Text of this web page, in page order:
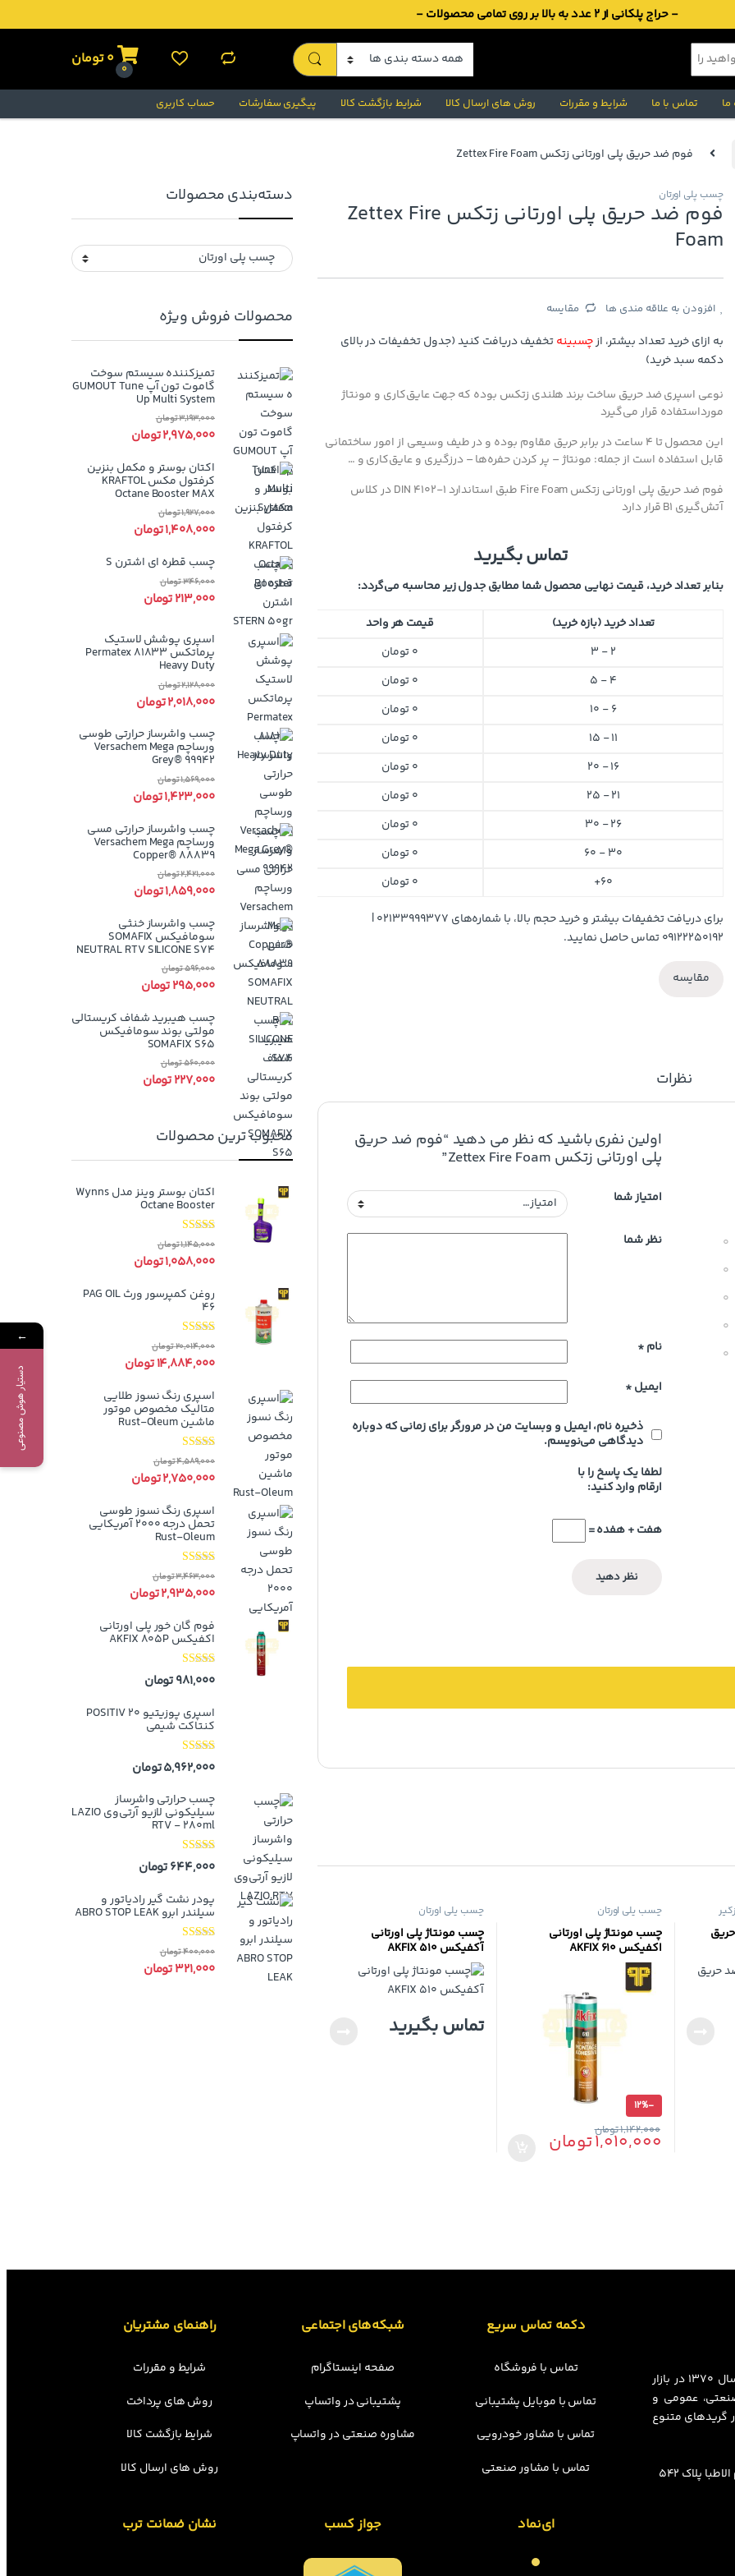
- حراج پلکانی از 2 عدد به بالا بر روی تمامی محصولات -
0
0تومان
ما تماس با ما شرایط و مقررات روش های ارسال کالا شرایط بازگشت کالا پیگیری سفارشات حساب کاربری
فوم ضد حریق پلی اورتانی زتکس Zettex Fire Foam
چسب پلی اورتان
فوم ضد حریق پلی اورتانی زتکس Zettex Fire
Foam
افزودن به علاقه مندی ها مقایسه
به ازای خرید تعداد بیشتر، ازچسبینهتخفیف دریافت کنید (جدول تخفیفات در بالای
دکمه سبد خرید)
نوعی اسپری ضد حریق ساخت برند هلندی زتکس بوده که جهت عایق‌کاری و مونتاژ
مورداستفاده قرار می‌گیرد
این محصول تا ۴ ساعت در برابر حریق مقاوم بوده و در طیف وسیعی از امور ساختمانی
قابل‌ استفاده است از جمله: مونتاژ – پر کردن حفره‌ها – درزگیری و عایق‌کاری و …
فوم ضد حریق پلی اورتانی زتکس Fire Foam طبق استاندارد DIN 4102-1 در کلاس
آتش‌گیری B1 قرار دارد
تماس بگیرید
بنابر تعداد خرید، قیمت نهایی محصول شما مطابق جدول زیر محاسبه می‌گردد:
تعداد خرید (بازه خرید)
قیمت هر واحد
2 - 3
0تومان
4 - 5
0تومان
6 - 10
0تومان
11 - 15
0تومان
16 - 20
0تومان
21 - 25
0تومان
26 - 30
0تومان
30 - 60
0تومان
60+
0تومان
برای دریافت تخفیفات بیشتر و خرید حجم بالا، با شماره‌های ۰۲۱۳۳۹۹۹۳۷۷ |
۰۹۱۲۲۲۵۰۱۹۲ تماس حاصل نمایید.
مقایسه
نظرات
0
0
0
0
0
اولین نفری باشید که نظر می دهید “فوم ضد حریق
پلی اورتانی زتکس Zettex Fire Foam”
امتیاز شما
نظر شما
نام*
ایمیل*
ذخیره نام، ایمیل و وبسایت من در مرورگر برای زمانی که دوباره
دیدگاهی می‌نویسم.
لطفا یک پاسخ را با
ارقام وارد کنید:
هفت + هفده =
چسب پلی اورتان
چسب مونتاژ پلی اورتانی
اکفیکس 610 AKFIX
-
12%
1,010,000تومان 1,142,000تومان
چسب پلی اورتان
چسب مونتاژ پلی اورتانی
آکفیکس 510 AKFIX
تماس بگیرید
دسته‌بندی محصولات
محصولات فروش ویژه
تمیزکننده سیستم سوخت
گاموت تون آپ GUMOUT Tune
Up Multi System
2,975,000تومان
3,193,000تومان
اکتان بوستر و مکمل بنزین
کرفتول مکس KRAFTOL
Octane Booster MAX
1,408,000تومان
1,927,000تومان
چسب قطره ای اشترن S
213,000تومان
346,000تومان
اسپری پوشش لاستیک
پرماتکس Permatex 81833
Heavy Duty
2,018,000تومان
2,128,000تومان
چسب واشرساز حرارتی طوسی
ورساچم Versachem Mega
Grey® 99942
1,423,000تومان
1,569,000تومان
چسب واشرساز حرارتی مسی
ورساچم Versachem Mega
Copper® 88839
1,859,000تومان
2,421,000تومان
چسب واشرساز خنثی
سومافیکس SOMAFIX
NEUTRAL RTV SILICONE S74
295,000تومان
596,000تومان
چسب هیبرید شفاف کریستالی
مولتی بوند سومافیکس
SOMAFIX S65
227,000تومان
560,000تومان
محبوب ترین محصولات
اکتان بوستر وینز مدل Wynns
Octane Booster
نمره5.00از
1,058,000تومان
1,145,000تومان
روغن کمپرسور ورث PAG OIL
46
نمره5.00از
14,884,000تومان
20,014,000تومان
اسپری رنگ نسوز طلایی
متالیک مخصوص موتور
ماشین Rust-Oleum
نمره5.00از
2,750,000تومان
4,589,000تومان
اسپری رنگ نسوز طوسی
تحمل درجه ۲۰۰۰ آمریکایی
Rust-Oleum
نمره5.00از
2,935,000تومان
3,463,000تومان
فوم گان خور پلی اورتانی
اکفیکس AKFIX 805P
نمره 5.00از
5
981,000تومان
اسپری پوزیتیو 20 POSITIV
کنتاکت شیمی
نمره5.00از
5
5,962,000تومان
چسب حرارتی واشرساز
سیلیکونی لازیو آر‌تی‌وی LAZIO
RTV - 280ml
نمره4.00
از 5
644,000تومان
پودر نشت گیر رادیاتور و
سیلندر ابرو ABRO STOP LEAK
نمره4.00
321,000تومان
400,000تومان
مجموعه چسبینه فعالیت خود را در قالب فروشگاه فیزیکی از سال ۱۳۷۰ در بازار
عمومی و
متنوع
پلاک 542
دکمه تماس سریع
تماس با فروشگاه
تماس با موبایل پشتیبانی
تماس با مشاور خودرویی
تماس با مشاور صنعتی
شبکه‌های اجتماعی
صفحه اینستاگرام
پشتیبانی در واتساپ
مشاوره صنعتی در واتساپ
راهنمای مشتریان
شرایط و مقررات
روش های پرداخت
شرایط بازگشت کالا
روش های ارسال کالا
ای‌نماد جواز کسب نشان ضمانت ترب
←
دستیار هوش مصنوعی